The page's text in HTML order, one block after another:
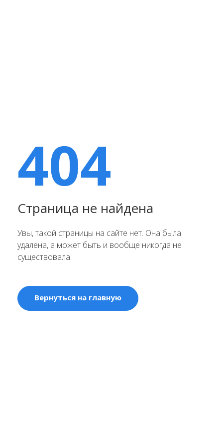
404
Страница не найдена
Увы, такой страницы на сайте нет. Она была
удалена, а может быть и вообще никогда не
существовала.
Вернуться на главную